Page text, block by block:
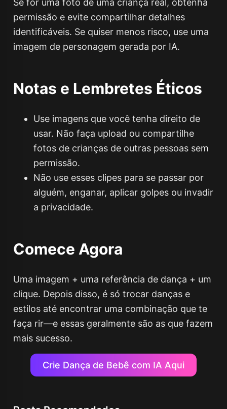
Se for uma foto de uma criança real, obtenha
permissão e evite compartilhar detalhes
identificáveis. Se quiser menos risco, use uma
imagem de personagem gerada por IA.
Notas e Lembretes Éticos
Use imagens que você tenha direito de
usar. Não faça upload ou compartilhe
fotos de crianças de outras pessoas sem
permissão.
Não use esses clipes para se passar por
alguém, enganar, aplicar golpes ou invadir
a privacidade.
Comece Agora
Uma imagem + uma referência de dança + um
clique. Depois disso, é só trocar danças e
estilos até encontrar uma combinação que te
faça rir—e essas geralmente são as que fazem
mais sucesso.
Crie Dança de Bebê com IA Aqui